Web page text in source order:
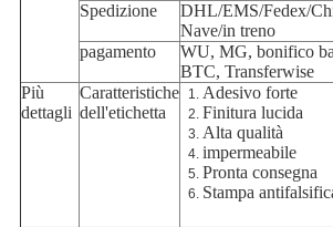
Spedizione
DHL/EMS/Fedex/
Nave/in treno
pagamento
WU, MG, bonifico
BTC, Transferwise
Più
dettagli
Caratteristiche
dell'etichetta
Adesivo forte
Finitura lucida
Alta qualità
impermeabile
Pronta consegna
Stampa